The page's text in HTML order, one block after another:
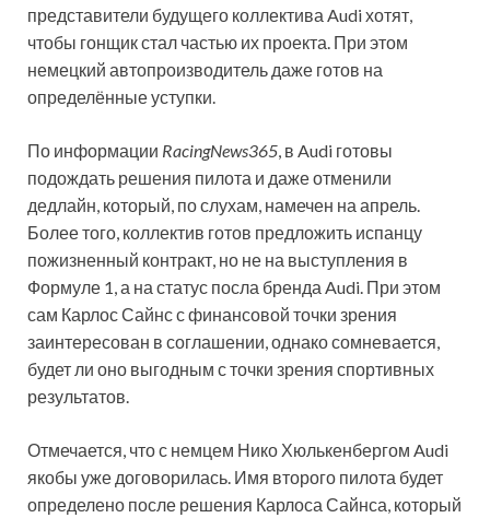
представители будущего коллектива Audi хотят,
чтобы гонщик стал частью их проекта. При этом
немецкий автопроизводитель даже готов на
определённые уступки.
По информации RacingNews365, в Audi готовы
подождать решения пилота и даже отменили
дедлайн, который, по слухам, намечен на апрель.
Более того, коллектив готов предложить испанцу
пожизненный контракт, но не на выступления в
Формуле 1, а на статус посла бренда Audi. При этом
сам Карлос Сайнс с финансовой точки зрения
заинтересован в соглашении, однако сомневается,
будет ли оно выгодным с точки зрения спортивных
результатов.
Отмечается, что с немцем Нико Хюлькенбергом Audi
якобы уже договорилась. Имя второго пилота будет
определено после решения Карлоса Сайнса, который